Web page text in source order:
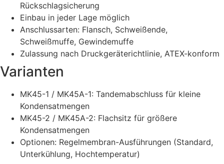
Rückschlagsicherung
Einbau in jeder Lage möglich
Anschlussarten: Flansch, Schweißende,
Schweißmuffe, Gewindemuffe
Zulassung nach Druckgeräterichtlinie, ATEX-konform
Varianten
MK45-1 / MK45A-1: Tandemabschluss für kleine
Kondensatmengen
MK45-2 / MK45A-2: Flachsitz für größere
Kondensatmengen
Optionen: Regelmembran-Ausführungen (Standard,
Unterkühlung, Hochtemperatur)